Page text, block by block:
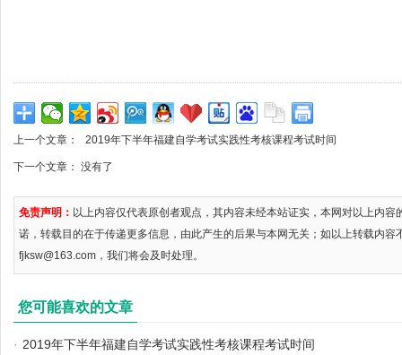
上一个文章： 2019年下半年福建自学考试实践性考核课程考试时间
下一个文章： 没有了
免责声明： 以上内容仅代表原创者观点，其内容未经本站证实，本网对以上内
诺，转载目的在于传递更多信息，由此产生的后果与本网无关；如以上转载内容
fjksw@163.com，我们将会及时处理。
您可能喜欢的文章
· 2019年下半年福建自学考试实践性考核课程考试时间